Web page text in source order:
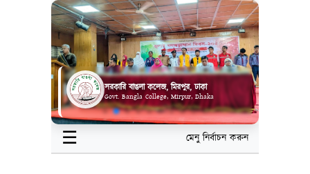
সরকারি বাঙলা কলেজ, মিরপুর, ঢাকা
Govt. Bangla College, Mirpur, Dhaka
☰ মেনু নির্বাচন করুন